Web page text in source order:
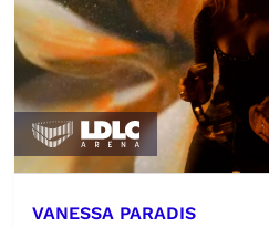
VANESSA PARADIS